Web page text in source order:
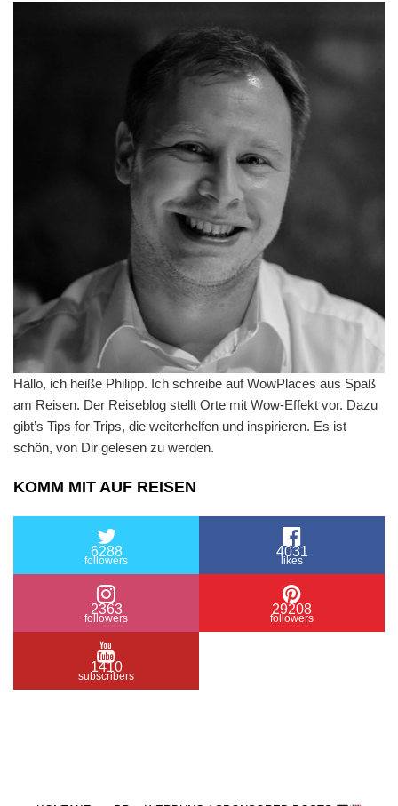
Hallo, ich heiße Philipp. Ich schreibe auf WowPlaces aus Spaß
am Reisen. Der Reiseblog stellt Orte mit Wow-Effekt vor. Dazu
gibt’s Tips for Trips, die weiterhelfen und inspirieren. Es ist
schön, von Dir gelesen zu werden.
KOMM MIT AUF REISEN
6288
followers
4031
likes
2363
followers
29208
followers
1410
subscribers